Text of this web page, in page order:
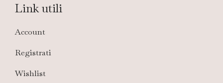
Link utili
Account
Registrati
Wishlist